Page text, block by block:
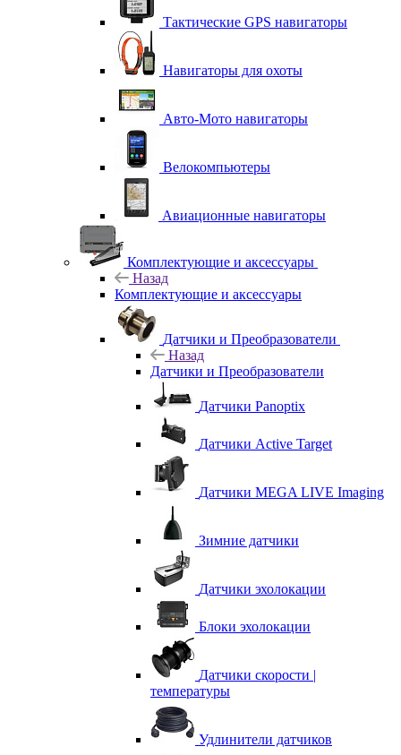
Тактические GPS навигаторы
Навигаторы для охоты
Авто-Мото навигаторы
Велокомпьютеры
Авиационные навигаторы
Комплектующие и аксессуары
Назад
Комплектующие и аксессуары
Датчики и Преобразователи
Назад
Датчики и Преобразователи
Датчики Panoptix
Датчики Active Target
Датчики MEGA LIVE Imaging
Зимние датчики
Датчики эхолокации
Блоки эхолокации
Датчики скорости |
температуры
Удлинители датчиков